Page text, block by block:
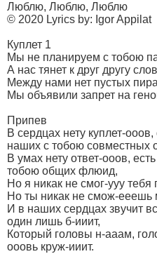
Люблю, Люблю, Люблю
© 2020 Lyrics by: Igor Appilat
Куплет 1
Мы не планируем с тобою
А нас тянет к друг другу
Между нами нет пустых
Мы объявили запрет на
Припев
В сердцах нету куплет-
наших с тобою совместных
В умах нету ответ-ооов,
тобою общих флюид,
Но я никак не cмог-ууу тебя
Но ты никак не cмож-ееешь
И в наших сердцах звучит
один лишь б-ииит,
Который головы н-ааам,
ооовь круж-ииит.